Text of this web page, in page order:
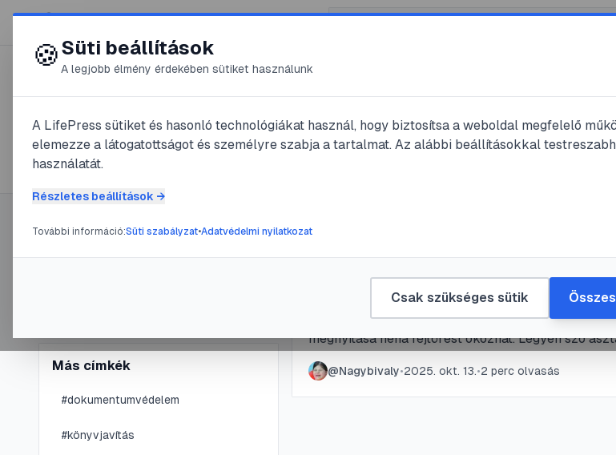
😍 LifePress
🏷️#fájlkezelés
1cikk található ezzel a címkével
Címke információ
Más címkék
#dokumentumvédelem
#könyvjavítás
#
PDF fájlok megnyitása:
haladóknak
A PDF formátum a digitális dokumentumok
megnyitása néha fejtörést okozhat. Legyen szó
laptopról vagy mobiltelefonról, ez az útmutató
leghatékonyabb módszereket, hogy bármilyen
megtekinthessen.
@Nagybivaly•2025. okt. 13.•2 perc olvasás
🍪Süti beállítások
A legjobb élmény érdekében sütiket használunk
A LifePress sütiket és hasonló technológiákat használ, hogy biztosítsa a weboldal megfelelő
elemezze a látogatottságot és személyre szabja a tartalmat. Az alábbi beállításokkal
használatát.
Részletes beállítások →
További információ:Süti szabályzat•Adatvédelmi nyilatkozat
Csak szükséges sütik